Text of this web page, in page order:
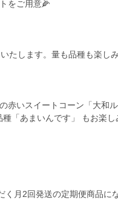
をご用意🌽
たします。量も品種も楽し
赤いスイートコーン「大和
「あまいんです」 もお楽し
月2回発送の定期便商品に